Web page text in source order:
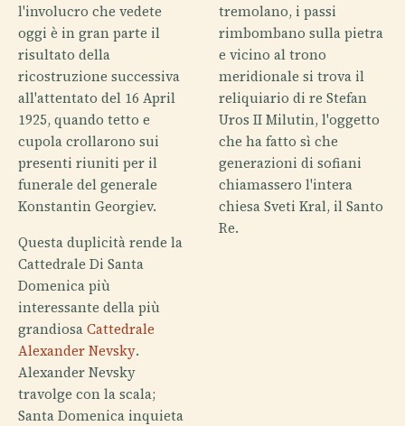
l'involucro che vedete
oggi è in gran parte il
risultato della
ricostruzione successiva
all'attentato del 16 April
1925, quando tetto e
cupola crollarono sui
presenti riuniti per il
funerale del generale
Konstantin Georgiev.
Questa duplicità rende la
Cattedrale Di Santa
Domenica più
interessante della più
grandiosaCattedrale
Alexander Nevsky.
Alexander Nevsky
travolge con la scala;
Santa Domenica inquieta
tremolano, i passi
rimbombano sulla pietra
e vicino al trono
meridionale si trova il
reliquiario di re Stefan
Uros II Milutin, l'oggetto
che ha fatto sì che
generazioni di sofiani
chiamassero l'intera
chiesa Sveti Kral, il Santo
Re.